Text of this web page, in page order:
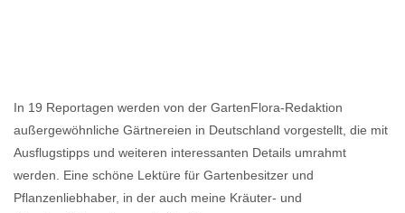
In 19 Reportagen werden von der GartenFlora-Redaktion
außergewöhnliche Gärtnereien in Deutschland vorgestellt, die mit
Ausflugstipps und weiteren interessanten Details umrahmt
werden. Eine schöne Lektüre für Gartenbesitzer und
Pflanzenliebhaber, in der auch meine Kräuter- und